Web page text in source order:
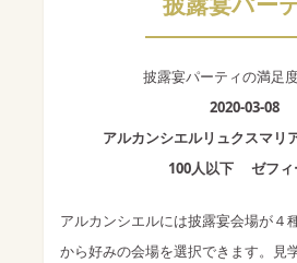
披露宴パーティの満足
2020-03-08
アルカンシエルリュクスマリ
100人以下
ゼフィ
アルカンシエルには披露宴会場が４
から好みの会場を選択できます。見